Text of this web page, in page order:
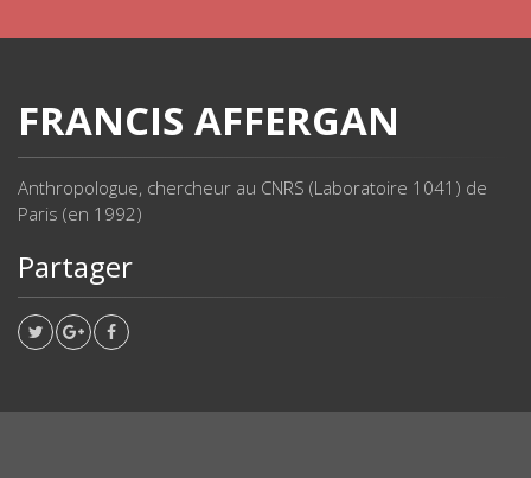
FRANCIS AFFERGAN
Anthropologue, chercheur au CNRS (Laboratoire 1041) de
Paris (en 1992)
Partager